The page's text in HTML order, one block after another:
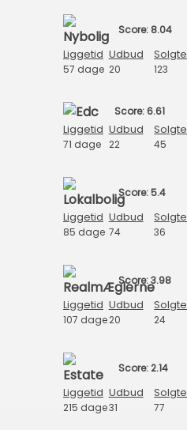
Score: 8.04
Liggetid Udbud Solgte
57 dage 20 123
Score: 6.61
Liggetid Udbud Solgte
71 dage 22 45
Score: 5.4
Liggetid Udbud Solgte
85 dage 74 36
Score: 3.98
Liggetid Udbud Solgte
107 dage20 24
Score: 2.14
Liggetid Udbud Solgte
215 dage31 77